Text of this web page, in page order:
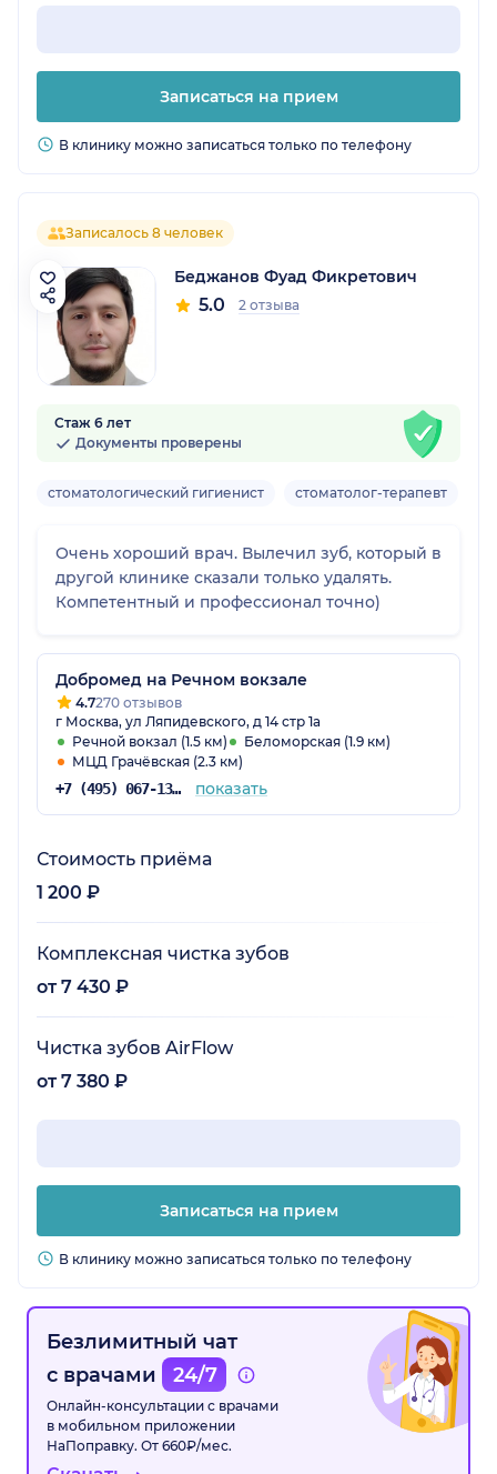
Записаться на прием
В клинику можно записаться только по телефону
Записалось 8 человек
Беджанов Фуад Фикретович
5.0 2 отзыва
Стаж 6 лет
Документы проверены
стоматологический гигиенист стоматолог-терапевт
Очень хороший врач. Вылечил зуб, который в
другой клинике сказали только удалять.
Компетентный и профессионал точно)
Добромед на Речном вокзале
4.7270 отзывов
г Москва, ул Ляпидевского, д 14 стр 1а
Речной вокзал (1.5 км)
Беломорская (1.9 км)
МЦД Грачёвская (2.3 км)
+7 (495) 067-13-77 показать
Стоимость приёма
1 200 ₽
Комплексная чистка зубов
от 7 430 ₽
Чистка зубов AirFlow
от 7 380 ₽
Записаться на прием
В клинику можно записаться только по телефону
Безлимитный чат
с врачами
24/7
Онлайн-консультации с врачами
в мобильном приложении
НаПоправку. От 660₽/мес.